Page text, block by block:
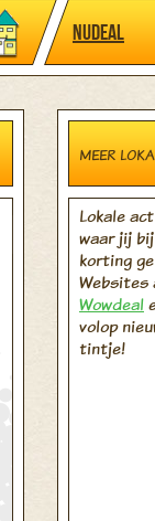
NuDeal
MEER
Lokale
waar jij
korting
Wowdeal
volop
tintje!